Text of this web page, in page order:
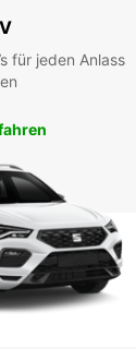
für jeden Anlass